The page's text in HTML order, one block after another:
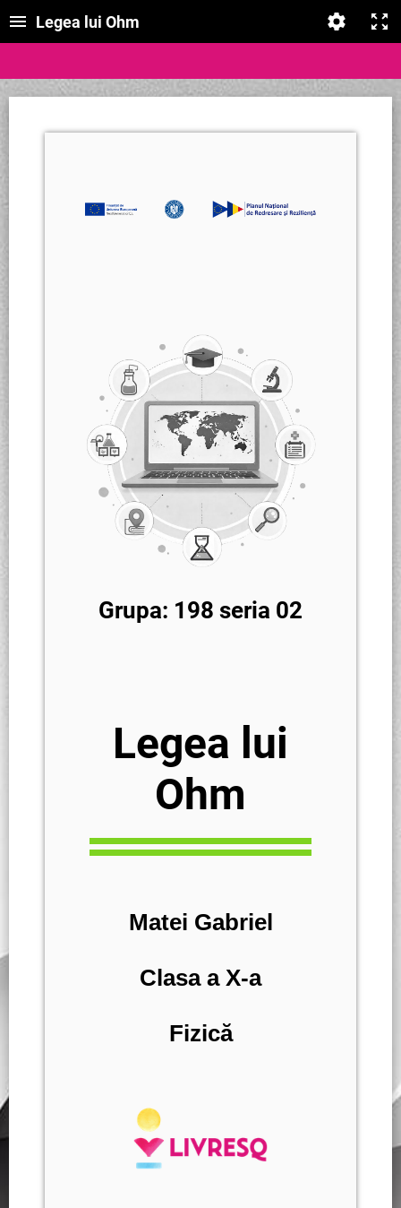
Legea lui Ohm
Grupa: 198 seria 02
Legea lui
Ohm
Matei Gabriel
Clasa a X-a
Fizică